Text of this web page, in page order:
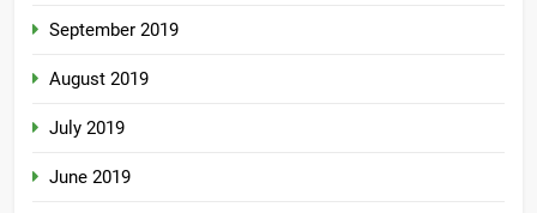
September 2019
August 2019
July 2019
June 2019